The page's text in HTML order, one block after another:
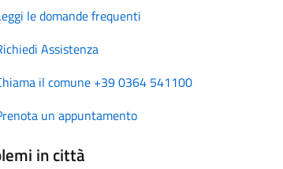
le domande frequenti
Assistenza
il comune +39 0364 541100
un appuntamento
in città